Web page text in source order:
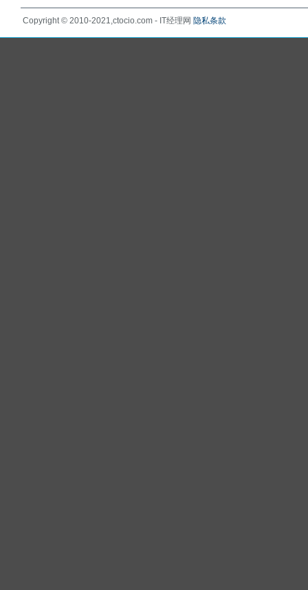
Copyright © 2010-2021,ctocio.com - IT经理网 隐私条款